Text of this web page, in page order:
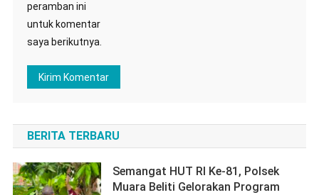
peramban ini
untuk komentar
saya berikutnya.
BERITA TERBARU
Semangat HUT RI Ke-81, Polsek
Muara Beliti Gelorakan Program